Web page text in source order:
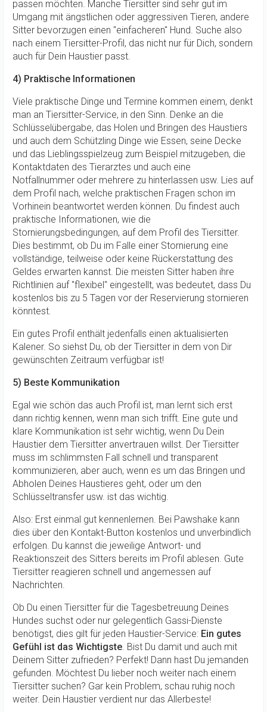
passen möchten. Manche Tiersitter sind sehr gut im
Umgang mit ängstlichen oder aggressiven Tieren, andere
Sitter bevorzugen einen "einfacheren" Hund. Suche also
nach einem Tiersitter-Profil, das nicht nur für Dich, sondern
auch für Dein Haustier passt.
4) Praktische Informationen
Viele praktische Dinge und Termine kommen einem, denkt
man an Tiersitter-Service, in den Sinn. Denke an die
Schlüsselübergabe, das Holen und Bringen des Haustiers
und auch dem Schützling Dinge wie Essen, seine Decke
und das Lieblingsspielzeug zum Beispiel mitzugeben, die
Kontaktdaten des Tierarztes und auch eine
Notfallnummer oder mehrere zu hinterlassen usw. Lies auf
dem Profil nach, welche praktischen Fragen schon im
Vorhinein beantwortet werden können. Du findest auch
praktische Informationen, wie die
Stornierungsbedingungen, auf dem Profil des Tiersitter.
Dies bestimmt, ob Du im Falle einer Stornierung eine
vollständige, teilweise oder keine Rückerstattung des
Geldes erwarten kannst. Die meisten Sitter haben ihre
Richtlinien auf "flexibel" eingestellt, was bedeutet, dass Du
kostenlos bis zu 5 Tagen vor der Reservierung stornieren
könntest.
Ein gutes Profil enthält jedenfalls einen aktualisierten
Kalener. So siehst Du, ob der Tiersitter in dem von Dir
gewünschten Zeitraum verfügbar ist!
5) Beste Kommunikation
Egal wie schön das auch Profil ist, man lernt sich erst
dann richtig kennen, wenn man sich trifft. Eine gute und
klare Kommunikation ist sehr wichtig, wenn Du Dein
Haustier dem Tiersitter anvertrauen willst. Der Tiersitter
muss im schlimmsten Fall schnell und transparent
kommunizieren, aber auch, wenn es um das Bringen und
Abholen Deines Haustieres geht, oder um den
Schlüsseltransfer usw. ist das wichtig.
Also: Erst einmal gut kennenlernen. Bei Pawshake kann
dies über den Kontakt-Button kostenlos und unverbindlich
erfolgen. Du kannst die jeweilige Antwort- und
Reaktionszeit des Sitters bereits im Profil ablesen. Gute
Tiersitter reagieren schnell und angemessen auf
Nachrichten.
Ob Du einen Tiersitter für die Tagesbetreuung Deines
Hundes suchst oder nur gelegentlich Gassi-Dienste
benötigst, dies gilt für jeden Haustier-Service: Ein gutes
Gefühl ist das Wichtigste. Bist Du damit und auch mit
Deinem Sitter zufrieden? Perfekt! Dann hast Du jemanden
gefunden. Möchtest Du lieber noch weiter nach einem
Tiersitter suchen? Gar kein Problem, schau ruhig noch
weiter. Dein Haustier verdient nur das Allerbeste!